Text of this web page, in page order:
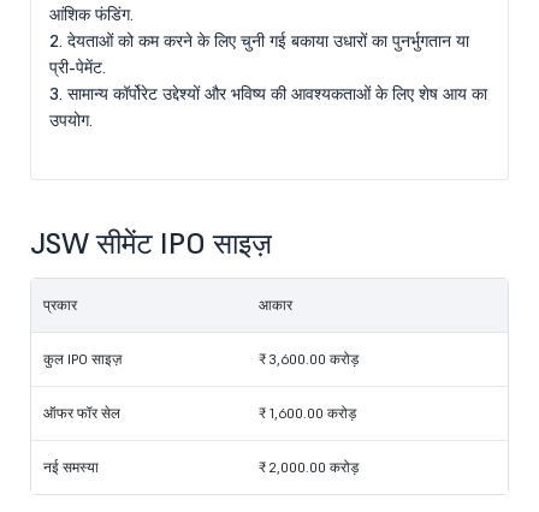
आंशिक फंडिंग.
2. देयताओं को कम करने के लिए चुनी गई बकाया उधारों का पुनर्भुगतान या
प्री-पेमेंट.
3. सामान्य कॉर्पोरेट उद्देश्यों और भविष्य की आवश्यकताओं के लिए शेष आय का
उपयोग.
JSW सीमेंट IPO साइज़
प्रकार आकार
कुल IPO साइज़ ₹ 3,600.00 करोड़
ऑफर फॉर सेल ₹ 1,600.00 करोड़
नई समस्या ₹ 2,000.00 करोड़